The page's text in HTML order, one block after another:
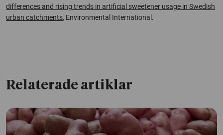
differences and rising trends in artificial sweetener usage in Swedish
urban catchments, Environmental International.
Relaterade artiklar